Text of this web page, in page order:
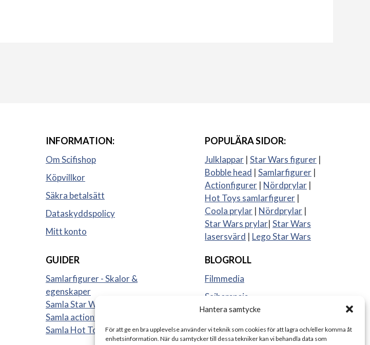
Hantera samtycke
För att ge en bra upplevelse använder vi teknik som cookies för att lagra och/eller komma åt
enhetsinformation. När du samtycker till dessa tekniker kan vi behandla data som
INFORMATION:
Om Scifishop
Köpvillkor
Säkra betalsätt
Dataskyddspolicy
Mitt konto
GUIDER
Samlarfigurer - Skalor &
egenskaper
Samla Star Wars figurer
Samla actionfigurer
Samla Hot Toys
POPULÄRA SIDOR:
Julklappar | Star Wars figurer |
Bobble head | Samlarfigurer |
Actionfigurer | Nördprylar |
Hot Toys samlarfigurer |
Coola prylar | Nördprylar |
Star Wars prylar| Star Wars
lasersvärd | Lego Star Wars
BLOGROLL
Filmmedia
Sajberspejs
Strange things